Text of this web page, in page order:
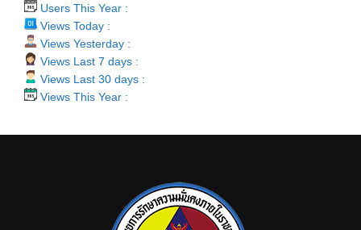
Users This Year :
Views Today :
Views Yesterday :
Views Last 7 days :
Views Last 30 days :
Views This Year :